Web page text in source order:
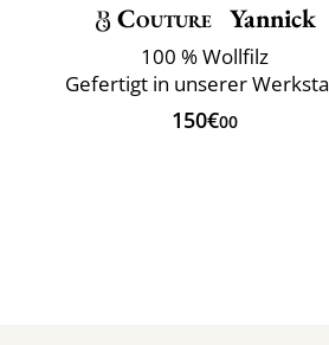
Couture Yannick
100 % Wollfilz
Gefertigt in unserer
150€00